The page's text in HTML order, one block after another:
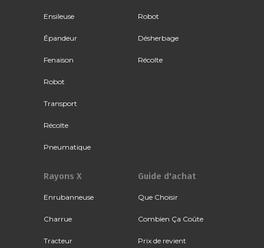
Ensileuse
Épandeur
Fenaison
Robot
Transport
Récolte
Pneumatique
Robot
Désherbage
Récolte
Rayons X
Enrubanneuse
Charrue
Tracteur
Guide d'achat
Que Choisir
Combien Ça Coûte
Prix de revient